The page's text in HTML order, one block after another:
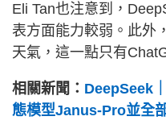
Eli Tan也注意到，
表方面能力較弱。此外
天氣，這一點只有
相關新聞： DeepSeek
態模型Janus-Pro並全